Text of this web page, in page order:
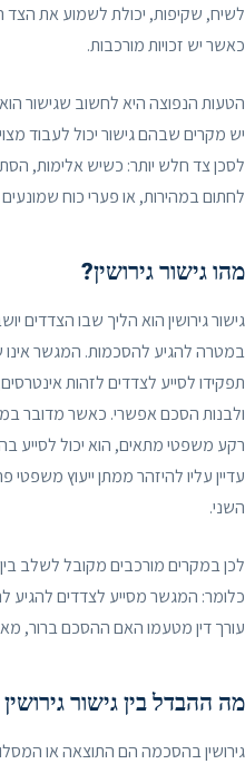
לשיח, שקיפות, יכולת לשמוע את הצד
כאשר יש זכויות מורכבות.
הטעות הנפוצה היא לחשוב שגישור
יש מקרים שבהם גישור יכול לעבוד
לסכן צד חלש יותר: כשיש אלימות,
לחתום במהירות, או פערי כוח
מהו גישור גירושין?
גישור גירושין הוא הליך שבו הצדדים
במטרה להגיע להסכמות. המגשר אינו
תפקידו לסייע לצדדים לזהות
ולבנות הסכם אפשרי. כאשר מדובר
רקע משפטי מתאים, הוא יכול
עדיין עליו להיזהר ממתן ייעוץ
השני.
לכן במקרים מורכבים מקובל לשלב בין
כלומר: המגשר מסייע לצדדים להגיע
עורך דין מטעמו האם ההסכם ברור,
מה ההבדל בין גישור
גירושין בהסכמה הם התוצאה או